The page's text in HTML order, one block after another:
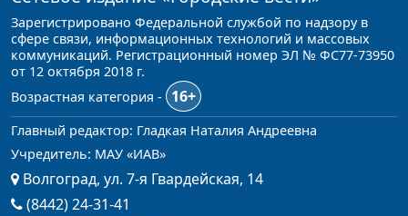
Зарегистрировано Федеральной службой по надзору в
сфере связи, информационных технологий и массовых
коммуникаций. Регистрационный номер ЭЛ № ФС77-73950
от 12 октября 2018 г.
Возрастная категория -
16+
Главный редактор: Гладкая Наталия Андреевна
Учредитель: МАУ «ИАВ»
Волгоград, ул. 7-я Гвардейская, 14
(8442) 24-31-41